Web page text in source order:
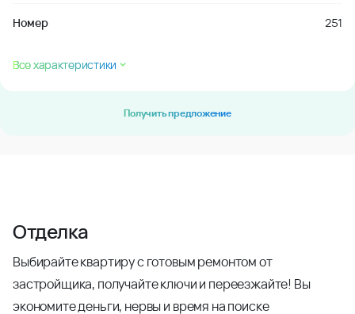
Номер 251
Все характеристики
Получить предложение
Отделка
Выбирайте квартиру с готовым ремонтом от
застройщика, получайте ключи и переезжайте! Вы
экономите деньги, нервы и время на поиске